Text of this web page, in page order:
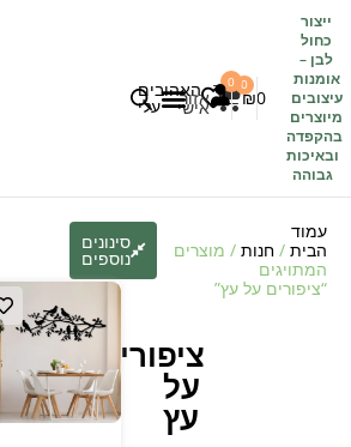
ייצור
כחול
לבן –
אומנות
עיצובים
מיוצרים
בהקפדה
ובאיכות
גבוהה
₪0
0 האהובים
עלי
0
אזור
אישי
עמוד
הבית / חנות / מוצרים
המתויגים
“ציפורים על עץ”
ציפורים
על
עץ
סינונים
נוספים